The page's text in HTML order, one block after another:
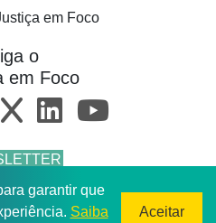
o
em Foco
reservados.
garantir que
Saiba Aceitar